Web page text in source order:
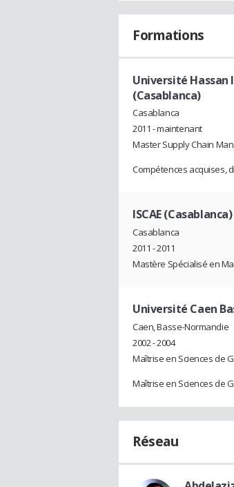
Formations
Université Hassan
(Casablanca)
Casablanca
2011 - maintenant
Master Supply Chain
Compétences acquises,
ISCAE (Casablanca)
Casablanca
2011 - 2011
Mastère Spécialisé en
Université Caen
Caen, Basse-Normandie
2002 - 2004
Maîtrise en Sciences de
Maîtrise en Sciences de
Réseau